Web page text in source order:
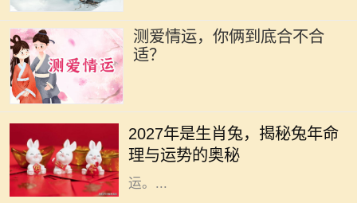
测爱情运，你俩到底合不合
适？
2027年是生肖兔，揭秘兔年命
理与运势的奥秘
肖兔将再次成为人们关注的焦点。兔
年象征着温和、机灵、祥和的特质，
许多人都希望能够在兔年中收获好
运。...
大海是浩瀚而深邃的象征，它既神秘